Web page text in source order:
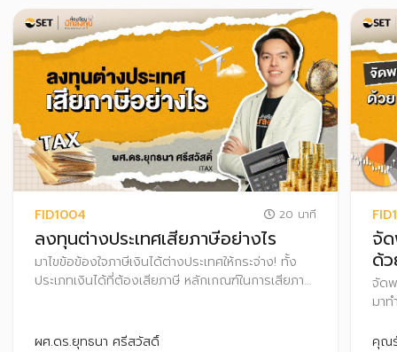
FID1004 20 นาที
ลงทุนต่างประเทศเสียภาษีอย่างไร
มาไขข้อข้องใจภาษีเงินได้ต่างประเทศให้กระจ่าง! ทั้ง
ประเภทเงินได้ที่ต้องเสียภาษี หลักเกณฑ์ในการเสียภาษี
มั่นใจ ไม่ต้องกังวลเรื่องภาษีอีกต่อไป
ผศ.ดร.ยุทธนา ศรีสวัสดิ์
จั
จัด
มาท
ขาย
คุณ